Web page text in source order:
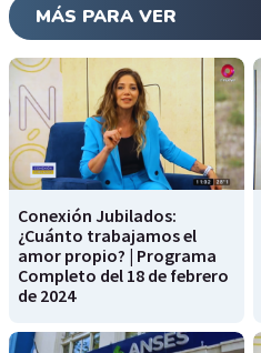
MÁS PARA VER
Conexión Jubilados:
¿Cuánto trabajamos el
amor propio? | Programa
Completo del 18 de febrero
de 2024